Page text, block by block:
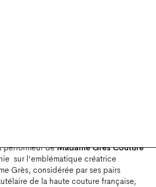
performeur deMadame Grès Couture
sur l'emblématique créatrice
Grès, considérée par ses pairs
de la haute couture française,